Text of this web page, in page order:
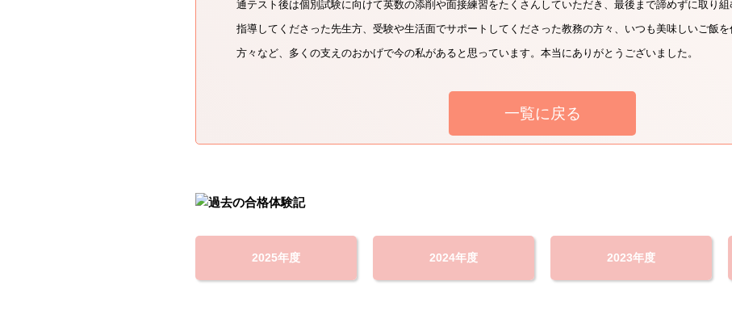
通テスト後は個別試験に向けて英数の添削や面接練習をたくさんしていただき、最後まで諦めずに取り組
指導してくださった先生方、受験や生活面でサポートしてくださった教務の方々、いつも美味しいご飯
方々など、多くの支えのおかげで今の私があると思っています。本当にありがとうございました。
一覧に戻る
2025年度 2024年度 2023年度